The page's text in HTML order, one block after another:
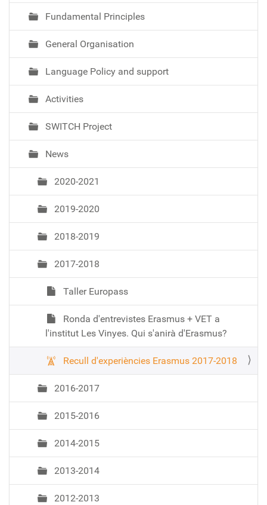
Fundamental Principles
General Organisation
Language Policy and support
Activities
SWITCH Project
News
2020-2021
2019-2020
2018-2019
2017-2018
Taller Europass
Ronda d'entrevistes Erasmus + VET a
l'institut Les Vinyes. Qui s'anirà d'Erasmus?
Recull d'experiències Erasmus 2017-2018
2016-2017
2015-2016
2014-2015
2013-2014
2012-2013